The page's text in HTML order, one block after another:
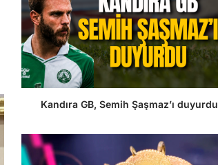
Kandıra GB, Semih Şaşmaz’ı duyurdu